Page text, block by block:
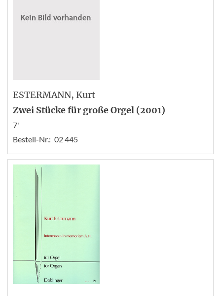
ESTERMANN, Kurt
Zwei Stücke für große Orgel (2001)
7'
Bestell-Nr.: 02 445